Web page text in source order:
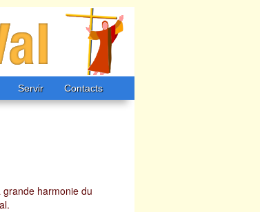
Servir Contacts
harmonie du